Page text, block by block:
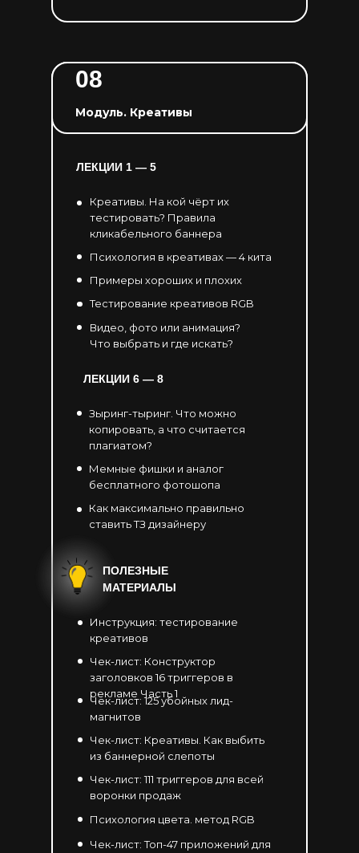
Модуль. Креативы
ЛЕКЦИИ 1 — 5
ЛЕКЦИИ 6 — 8
ПОЛЕЗНЫЕ
МАТЕРИАЛЫ
Креативы. На кой чёрт их
тестировать? Правила
кликабельного баннера
08
Психология в креативах — 4 кита
Примеры хороших и плохих
Зыринг-тыринг. Что можно
копировать, а что считается
плагиатом?
Как максимально правильно
ставить ТЗ дизайнеру
Мемные фишки и аналог
бесплатного фотошопа
Чек-лист: Конструктор
заголовков 16 триггеров в
рекламе Часть 1
Инструкция: тестирование
креативов
Тестирование креативов RGB
Видео, фото или анимация?
Что выбрать и где искать?
Чек-лист: 125 убойных лид-
магнитов
Чек-лист: Креативы. Как выбить
из баннерной слепоты
Чек-лист: 111 триггеров для всей
воронки продаж
Психология цвета. метод RGB
Чек-лист: Топ-47 приложений для